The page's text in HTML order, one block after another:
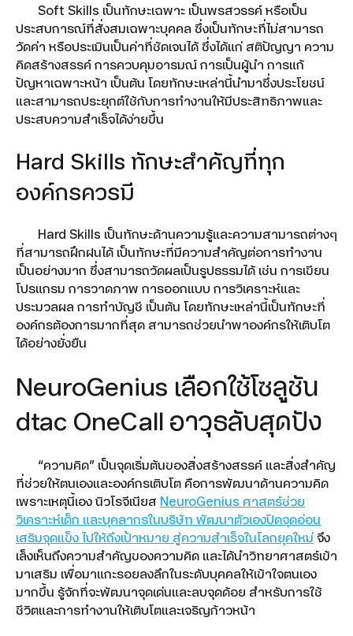
Soft Skills เป็นทักษะเฉพาะ เป็นพรสวรรค์ หรือเป็น
ประสบการณ์ที่สั่งสมเฉพาะบุคคล ซึ่งเป็นทักษะที่ไม่สามารถ
วัดค่า หรือประเมินเป็นค่าที่ชัดเจนได้ ซึ่งได้แก่ สติปัญญา ความ
คิดสร้างสรรค์ การควบคุมอารมณ์ การเป็นผู้นำ การแก้
ปัญหาเฉพาะหน้า เป็นต้น โดยทักษะเหล่านี้นำมาซึ่งประโยชน์
และสามารถประยุกต์ใช้กับการทำงานให้มีประสิทธิภาพและ
ประสบความสำเร็จได้ง่ายขึ้น
Hard Skills ทักษะสำคัญที่ทุก
องค์กรควรมี
Hard Skills เป็นทักษะด้านความรู้และความสามารถต่างๆ
ที่สามารถฝึกฝนได้ เป็นทักษะที่มีความสำคัญต่อการทำงาน
เป็นอย่างมาก ซึ่งสามารถวัดผลเป็นรูปธรรมได้ เช่น การเขียน
โปรแกรม การวาดภาพ การออกแบบ การวิเคราะห์และ
ประมวลผล การทำบัญชี เป็นต้น โดยทักษะเหล่านี้เป็นทักษะที่
องค์กรต้องการมากที่สุด สามารถช่วยนำพาองค์กรให้เติบโต
ได้อย่างยั่งยืน
NeuroGenius เลือกใช้โซลูชัน
dtac OneCall อาวุธลับสุดปัง
“ความคิด” เป็นจุดเริ่มต้นของสิ่งสร้างสรรค์ และสิ่งสำคัญ
ที่ช่วยให้ตนเองและองค์กรเติบโต คือการพัฒนาด้านความคิด
เพราะเหตุนี้เอง นิวโรจีเนียส NeuroGenius ศาสตร์ช่วย
วิเคราะห์เด็ก และบุคลากรในบริษัท พัฒนาตัวเองปิดจุดอ่อน
เสริมจุดแข็ง ไปให้ถึงเป้าหมาย สู่ความสำเร็จในโลกยุคใหม่จึง
เล็งเห็นถึงความสำคัญของความคิด และได้นำวิทยาศาสตร์เข้า
มาเสริม เพื่อมาแกะรอยลงลึกในระดับบุคคลให้เข้าใจตนเอง
มากขึ้น รู้จักที่จะพัฒนาจุดเด่นและลบจุดด้อย สำหรับการใช้
ชีวิตและการทำงานให้เติบโตและเจริญก้าวหน้า